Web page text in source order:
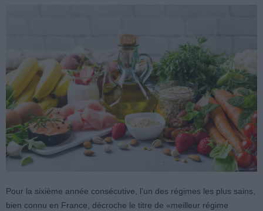
Pour la sixième année consécutive, l’un des régimes les plus sains,
bien connu en France, décroche le titre de «meilleur régime